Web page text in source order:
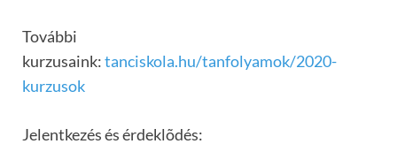
További
kurzusaink:tanciskola.hu/tanfolyamok/2020-
kurzusok
Jelentkezés és érdeklõdés: